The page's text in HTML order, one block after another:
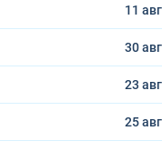
11
30
23
25